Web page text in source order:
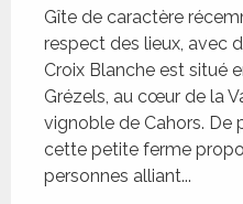
Gîte de caractère
respect des lieux, avec
Croix Blanche est situé
Grézels, au cœur de la
vignoble de Cahors. De
cette petite ferme
personnes alliant...